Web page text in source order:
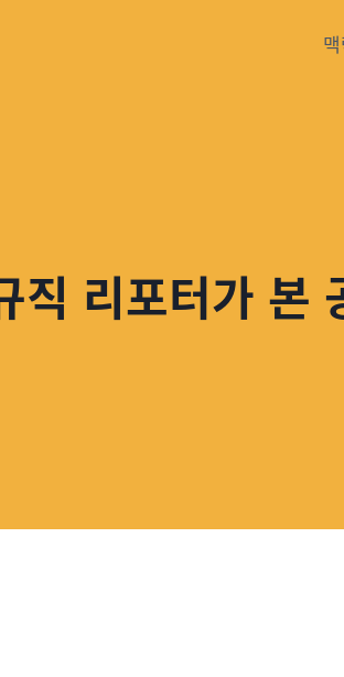
리포터가 본